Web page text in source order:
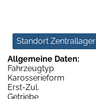
Standort Zentrallager
Allgemeine Daten:
Fahrzeugtyp
Karosserieform
Erst-Zul.
Getriebe